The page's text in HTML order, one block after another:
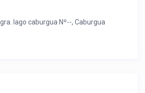
sin COMISIONES ni ESTAFAS.
(56) 998251234
lago caburgua Nº--, Caburgua